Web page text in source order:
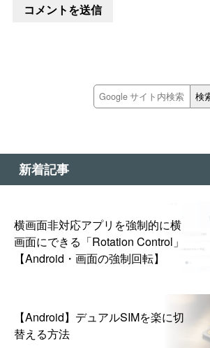
新着記事
横画面非対応アプリを強制的に横
画面にできる「Rotation Control」
【Android・画面の強制回転】
【Android】デュアルSIMを楽に切
替える方法